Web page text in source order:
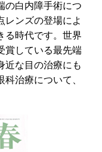
の白内障手術につ
レンズの登場によ
る時代です。世界
賞している最先端
近な目の治療にも
治療について、